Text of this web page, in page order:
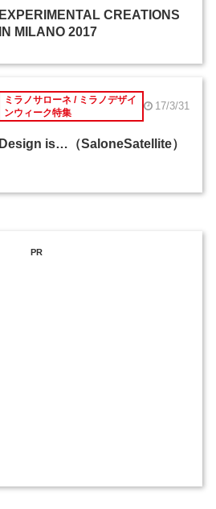
EXPERIMENTAL CREATIONS
IN MILANO 2017
ミラノサローネ / ミラノデザイ
ンウィーク特集
17/3/31
Design is…（SaloneSatellite）
PR